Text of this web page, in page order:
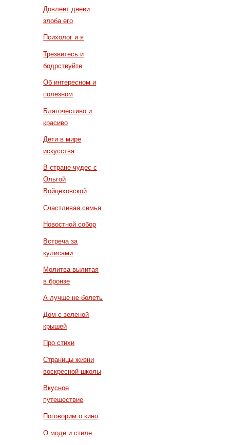
Довлеет дневи
злоба его
Психолог и я
Трезвитесь и
бодрствуйте
Об интересном и
полезном
Благочестиво и
красиво
Дети в мире
искусства
В стране чудес с
Ольгой
Войцеховской
Счастливая семья
Новостной собор
Встреча за
кулисами
Молитва вылитая
в бронзе
А лучше не болеть
Дом с зеленой
крышей
Про стихи
Страницы жизни
воскресной школы
Вкусное
путешествие
Поговорим о кино
О моде и стиле